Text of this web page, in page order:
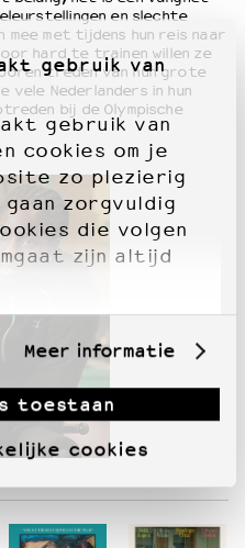
gebruik van
gebruik van
cookies om je
zo plezierig
gaan zorgvuldig
die volgen
zijn altijd
Meer informatie
toestaan
cookies
VNPF
en slechte
met tijdens hun reis naar
hard te trainen willen ze
treden van hun grote
vele Nederlanders in hun
bij de Olympische